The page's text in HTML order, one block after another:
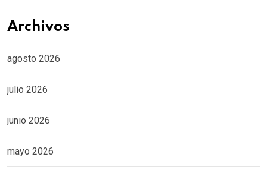
Archivos
agosto 2026
julio 2026
junio 2026
mayo 2026